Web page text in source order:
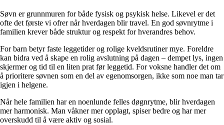
Søvn er grunnmuren for både fysisk og psykisk helse. Likevel er det
ofte det første vi ofrer når hverdagen blir travel. En god søvnrytme i
familien krever både struktur og respekt for hverandres behov.
For barn betyr faste leggetider og rolige kveldsrutiner mye. Foreldre
kan bidra ved å skape en rolig avslutning på dagen – dempet lys, ingen
skjermer og tid til en liten prat før leggetid. For voksne handler det om
å prioritere søvnen som en del av egenomsorgen, ikke som noe man tar
igjen i helgene.
Når hele familien har en noenlunde felles døgnrytme, blir hverdagen
mer harmonisk. Man våkner mer opplagt, spiser bedre og har mer
overskudd til å være aktiv og sosial.